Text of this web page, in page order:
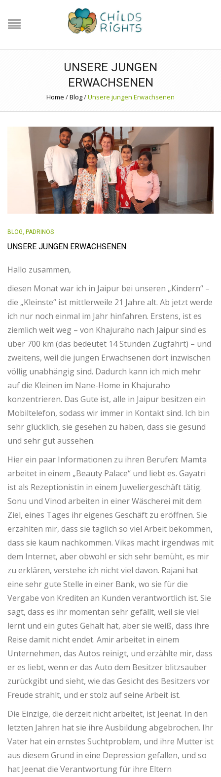
UNSERE JUNGEN
ERWACHSENEN
Home /Blog/Unsere jungen Erwachsenen
BLOG, PADRINOS
UNSERE JUNGEN ERWACHSENEN
Hallo zusammen,
diesen Monat war ich in Jaipur bei unseren „Kindern“ –
die „Kleinste“ ist mittlerweile 21 Jahre alt. Ab jetzt werde
ich nur noch einmal im Jahr hinfahren. Erstens, ist es
ziemlich weit weg – von Khajuraho nach Jaipur sind es
über 700 km (das bedeutet 14 Stunden Zugfahrt) – und
zweitens, weil die jungen Erwachsenen dort inzwischen
völlig unabhängig sind. Dadurch kann ich mich mehr
auf die Kleinen im Nane-Home in Khajuraho
konzentrieren. Das Gute ist, alle in Jaipur besitzen ein
Mobiltelefon, sodass wir immer in Kontakt sind. Ich bin
sehr glücklich, sie gesehen zu haben, dass sie gesund
und sehr gut aussehen.
Hier ein paar Informationen zu ihren Berufen: Mamta
arbeitet in einem „Beauty Palace“ und liebt es. Gayatri
ist als Rezeptionistin in einem Juweliergeschäft tätig.
Sonu und Vinod arbeiten in einer Wäscherei mit dem
Ziel, eines Tages ihr eigenes Geschäft zu eröffnen. Sie
erzählten mir, dass sie täglich so viel Arbeit bekommen,
dass sie kaum nachkommen. Vikas macht irgendwas mit
dem Internet, aber obwohl er sich sehr bemüht, es mir
zu erklären, verstehe ich nicht viel davon. Rajani hat
eine sehr gute Stelle in einer Bank, wo sie für die
Vergabe von Krediten an Kunden verantwortlich ist. Sie
sagt, dass es ihr momentan sehr gefällt, weil sie viel
lernt und ein gutes Gehalt hat, aber sie weiß, dass ihre
Reise damit nicht endet. Amir arbeitet in einem
Unternehmen, das Autos reinigt, und erzählte mir, dass
er es liebt, wenn er das Auto dem Besitzer blitzsauber
zurückgibt und sieht, wie das Gesicht des Besitzers vor
Freude strahlt, und er stolz auf seine Arbeit ist.
Die Einzige, die derzeit nicht arbeitet, ist Jeenat. In den
letzten Jahren hat sie ihre Ausbildung abgebrochen. Ihr
Vater hat ein ernstes Suchtproblem, und ihre Mutter ist
aus diesem Grund in eine Depression gefallen, und so
hat Jeenat die Verantwortung für ihre Eltern